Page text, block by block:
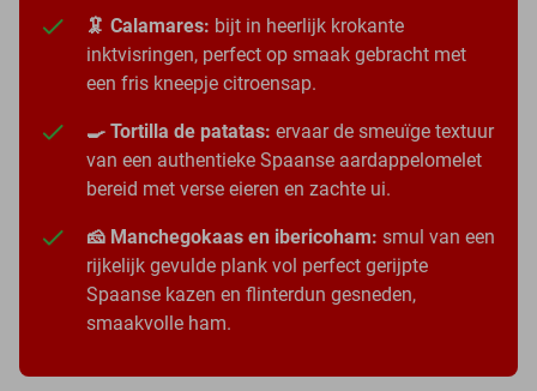
🦑 Calamares: bijt in heerlijk krokante
inktvisringen, perfect op smaak gebracht met
een fris kneepje citroensap.
🍳 Tortilla de patatas: ervaar de smeuïge textuur
van een authentieke Spaanse aardappelomelet
bereid met verse eieren en zachte ui.
🧀 Manchegokaas en ibericoham: smul van een
rijkelijk gevulde plank vol perfect gerijpte
Spaanse kazen en flinterdun gesneden,
smaakvolle ham.